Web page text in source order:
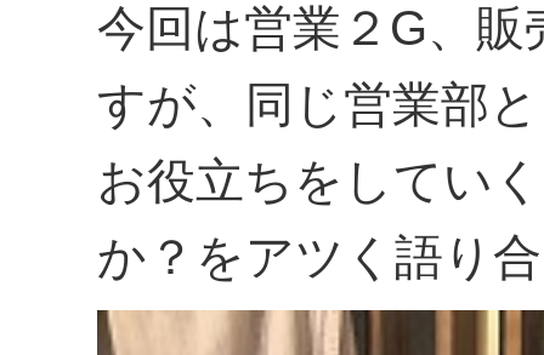
今回は営業２G、
すが、同じ営業部
お役立ちをしてい
か？をアツく語り